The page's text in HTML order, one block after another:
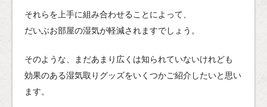
それらを上手に組み合わせることによって、
だいぶお部屋の湿気が軽減されますでしょう。
そのような、まだあまり広くは知られていないけれども
効果のある湿気取りグッズをいくつかご紹介したいと思い
ます。